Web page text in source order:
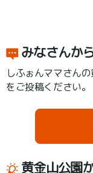
みなさんか
しふぉんママさん
をご投稿ください。
黄金山公園